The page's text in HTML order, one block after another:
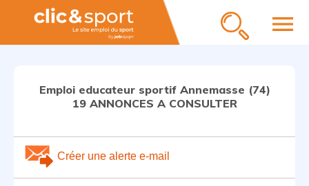
menu
Emploi educateur sportif Annemasse (74)
19 ANNONCES A CONSULTER
Créer une alerte e-mail